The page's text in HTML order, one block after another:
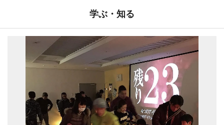
学ぶ・知る